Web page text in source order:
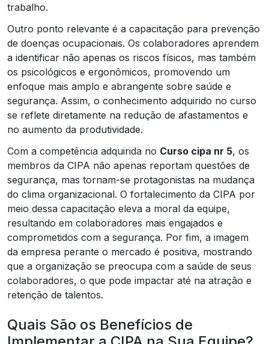
trabalho.
Outro ponto relevante é a capacitação para prevenção
de doenças ocupacionais. Os colaboradores aprendem
a identificar não apenas os riscos físicos, mas também
os psicológicos e ergonômicos, promovendo um
enfoque mais amplo e abrangente sobre saúde e
segurança. Assim, o conhecimento adquirido no curso
se reflete diretamente na redução de afastamentos e
no aumento da produtividade.
Com a competência adquirida no Curso cipa nr 5, os
membros da CIPA não apenas reportam questões de
segurança, mas tornam-se protagonistas na mudança
do clima organizacional. O fortalecimento da CIPA por
meio dessa capacitação eleva a moral da equipe,
resultando em colaboradores mais engajados e
comprometidos com a segurança. Por fim, a imagem
da empresa perante o mercado é positiva, mostrando
que a organização se preocupa com a saúde de seus
colaboradores, o que pode impactar até na atração e
retenção de talentos.
Quais São os Benefícios de